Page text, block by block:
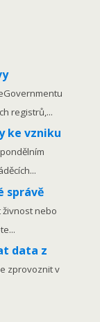
registrů,...
ke vzniku
správě
živnost nebo
data z
zprovoznit v